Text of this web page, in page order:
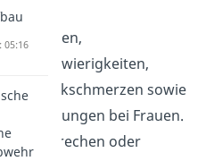
Gelenkschmerzen sowie
bei Frauen.
Erbrechen oder
05:16